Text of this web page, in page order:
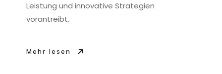
Leistung und innovative Strategien
vorantreibt.
Mehr lesen